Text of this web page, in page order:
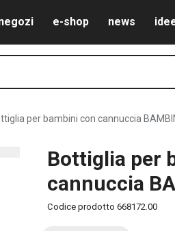
e-shop news
per bambini con cannuccia
Bottiglia per
cannuccia
Codice prodotto 668172.00